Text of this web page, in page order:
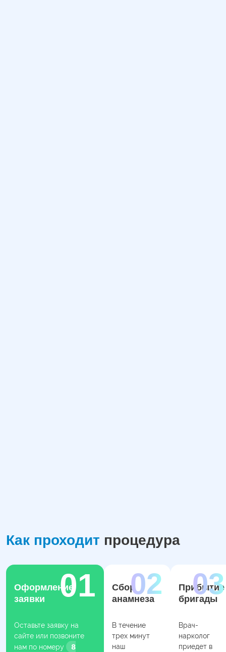
Как проходит процедура
Оформление
заявки
Оставьте заявку на
сайте или позвоните
нам по номеру
8
Сбор
анамнеза
В течение
трех минут
наш
Прибытие
бригады
Врач-
нарколог
приедет в